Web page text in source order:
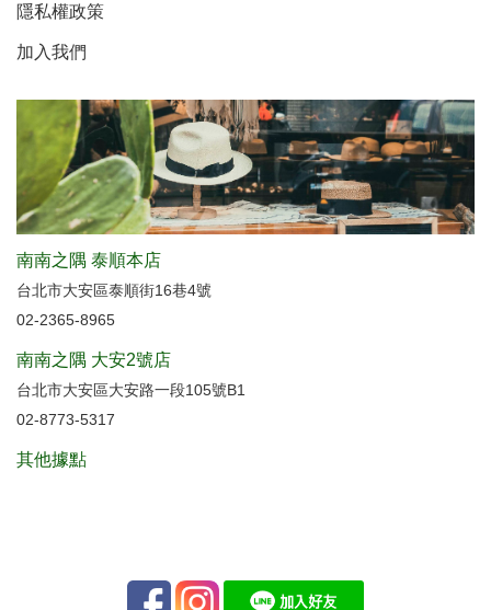
隱私權政策
加入我們
南南之隅 泰順本店
台北市大安區泰順街16巷4號
02-2365-8965
南南之隅 大安2號店
台北市大安區大安路一段105號B1
02-8773-5317
其他據點